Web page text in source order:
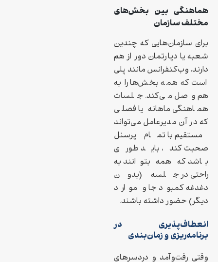
هماهنگی بین بخش‌های
مختلف سازمان
برای سازمان‌هایی که چندین
شعبه یا دپارتمان دور از هم
دارند، وب‌کنفرانس مانند پلی
است که همه بخش‌ها را به
هم وصل می‌کند. جلسات
هماهنگی ماهانه یا فصلی
که در آن مدیرعامل می‌تواند
مستقیم با تمام پرسنل
صحبت کند، باید طوری
باشد که همه بتوانند به
راحتی در جلسه (بدون
دغدغه کمبود جا و موارد
دیگر) حضور داشته باشند.
انعطاف‌پذیری در
برنامه‌ریزی و زمان‌بندی
وقتی رفت‌وآمد و دردسرهای